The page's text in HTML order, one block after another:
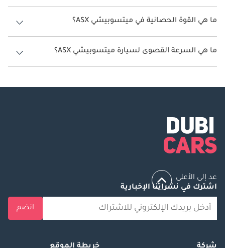
سعة خزان وقود ميتسوبيشي ASX 63 ليتر.
ما هي القوة الحصانية في ميتسوبيشي ASX؟
تنتج ميتسوبيشي ASX قوة 150 حصان.
ما هي السرعة القصوى لسيارة ميتسوبيشي ASX؟
السرعة القصوى لسيارة ميتسوبيشي ASX هي 191 كم/الساعة - 193 كم/
عد إلى الأعلى
اشترك في نشراتنا الإخبارية
انضم